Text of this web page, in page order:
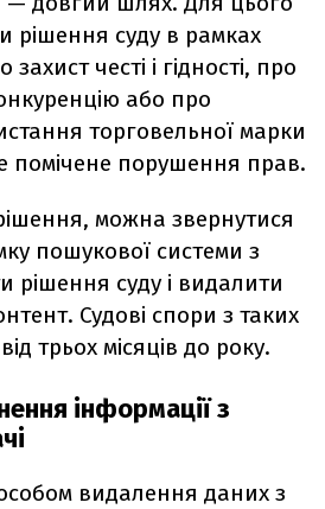
рішення суду в рамках
честі і гідності, про
або про
торговельної марки
помічене порушення прав.
можна звернутися
пошукової системи з
рішення суду і видалити
Судові спори з таких
трьох місяців до року.
інформації з
видалення даних з